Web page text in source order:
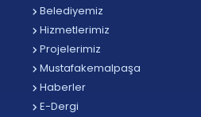
Belediyemiz
Hizmetlerimiz
Projelerimiz
Mustafakemalpaşa
Haberler
E-Dergi